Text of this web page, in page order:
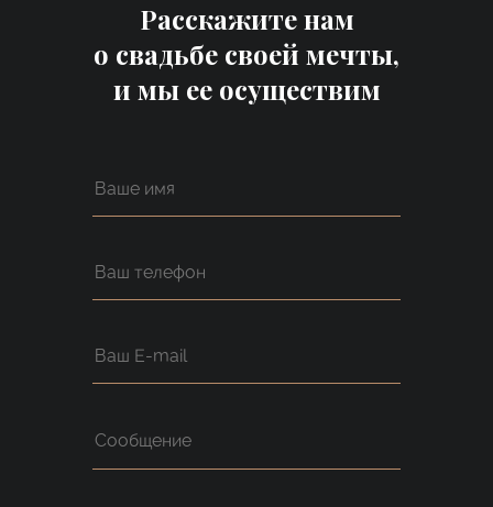
Расскажите нам
о свадьбе своей мечты,
и мы ее осуществим